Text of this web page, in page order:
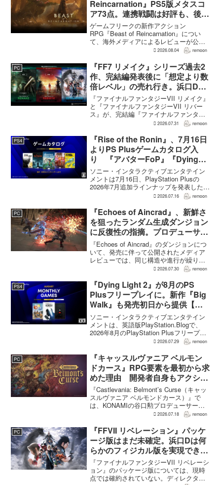
Reincarnation』PS5版メタスコ
ア73点。連携戦闘は好評も、後半
の“ボス再戦続き”には不満
ゲームフリークの新作アクション
RPG『Beast of Reincarnation』につい
て、海外メディアによるレビューが公開
された。PS5版のメタスコアは73。採点
否両論で、不評に分類されたレビュ...
2026.08.04 remoon
PC
『FF7 リメイク』シリーズ過去2
作、完結編発表後に「想定より数
倍レベル」の売れ行き。浜口Dが
明かす
『ファイナルファンタジーVII リメイク』
と『ファイナルファンタジーVII リバー
ス』が、完結編『ファイナルファンタジ
ーVII リベレーション』の発表後、「我々
ると、シリーズディレクターの浜口直樹
氏がAU...
2026.07.31 remoon
PS4
『Rise of the Ronin』、7月16日
よりPS Plusゲームカタログ入
り 『アバターFoP』『Dying
Light』なども順次配信
ソニー・インタラクティブエンタテイン
メントは7月16日、PlayStation Plusの
2026年7月追加ラインナップを発表した。
幕末の日本を舞台とするTeam NINJAのオ
the Ron...
2026.07.16 remoon
PC
『Echoes of Aincrad』、新鮮さ
を狙ったランダム生成ダンジョン
に反復性の指摘。プロデューサー
は発売前に採用理由を説明
『Echoes of Aincrad』のダンジョンにつ
いて、発売に伴って公開されたメディア
レビューでは、同じ構造や進行が繰り返
されるとの評価が出ている。発売前の7月
は、ゲーム総合プロデューサーの二見鷹
介氏が...
2026.07.30 remoon
PS4
『Dying Light 2』が8月のPS
Plusフリープレイに。新作『Big
Walk』も発売初日から提供【海
外発表】
ソニー・インタラクティブエンタテイン
メントは、英語版PlayStation.Blogで、
2026年8月のPlayStation Plusフリープレ
イとして『Dying Light 2 Stay Human:
2026.07.29 remoon
PC
『キャッスルヴァニア ベルモン
ドカース』RPG要素を最初から求
めた理由 開発者自身もアクショ
ンのつらさを実感
『Castlevania: Belmont’s Curse（キャッ
スルヴァニア ベルモンドカース）』で
は、KONAMIの谷口勲プロデューサー
が、レベルアップを含むRPG的システム
何度も挑戦すれば先へ進める...
2026.07.18 remoon
PC
『FFVII リベレーション』パッケ
ージ版はまだ未確定。浜口Dは何
らかのフィジカル版を実現できる
よう調整中
『ファイナルファンタジーVII リベレーシ
ョン』のパッケージ版については、現時
点では確約されていない。ディレクター